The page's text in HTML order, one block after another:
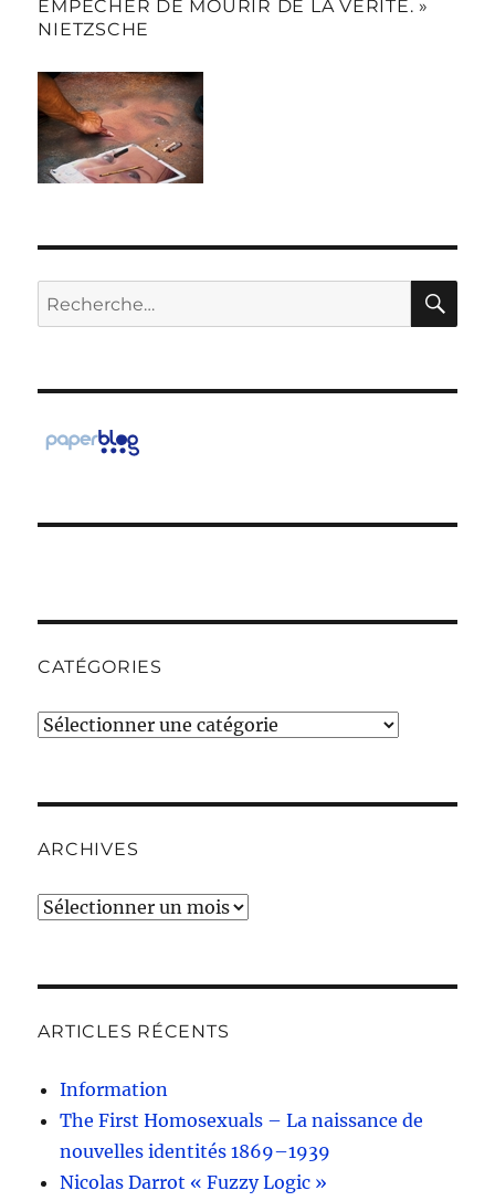
EMPÊCHER DE MOURIR DE LA VÉRITÉ. »
NIETZSCHE
Recherche
pour :
CATÉGORIES
Catégories
ARCHIVES
Archives
ARTICLES RÉCENTS
Information
The First Homosexuals – La naissance de
nouvelles identités 1869–1939
Nicolas Darrot « Fuzzy Logic »